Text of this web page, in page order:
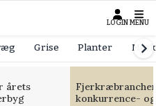
LOGIN MENU
Grise Planter
årets
konkurrence-